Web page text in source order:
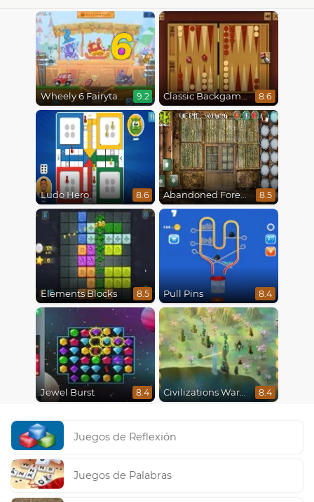
6
Wheely 6 Fairytale 9.2 Classic Backgammon 8.6
Ludo Hero 8.6 Abandoned Forest House 8.5
Elements Blocks 8.5 Pull Pins 8.4
Jewel Burst 8.4 Civilizations Wars Master Edition 8.4
Juegos de Reflexión
Juegos de Palabras